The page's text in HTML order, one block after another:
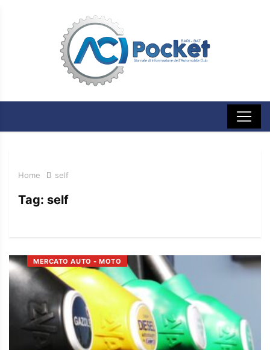
Home self
Tag: self
MERCATO AUTO - MOTO